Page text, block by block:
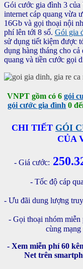
Gói cước gia đình 3
internet cáp quang vừa
16Gb và gọi thoại nội
phí lên tới 8 số. Gói gia
sử dụng tiết kiệm được
dụng hàng tháng cho
quang và tiền cước gọi
VNPT gồm có 6gói
gói cước gia đình 0
CHI TIẾT GÓI
CỦA
- Giá cước:
- Tốc độ cáp
- Ưu đãi dung lượng
- Gọi thoại nhóm
cùng
- Xem miễn phí 60
Net trên